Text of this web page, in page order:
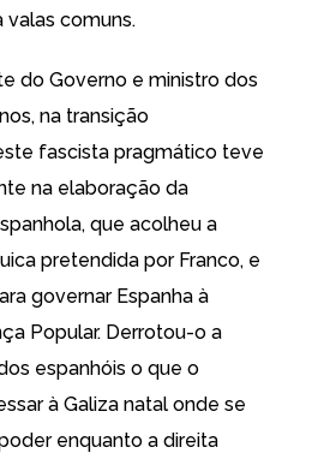
valas comuns.
do Governo e ministro dos
na transição
fascista pragmático teve
na elaboração da
que acolheu a
pretendida por Franco, e
governar Espanha à
Popular. Derrotou-o a
espanhóis o que o
à Galiza natal onde se
enquanto a direita